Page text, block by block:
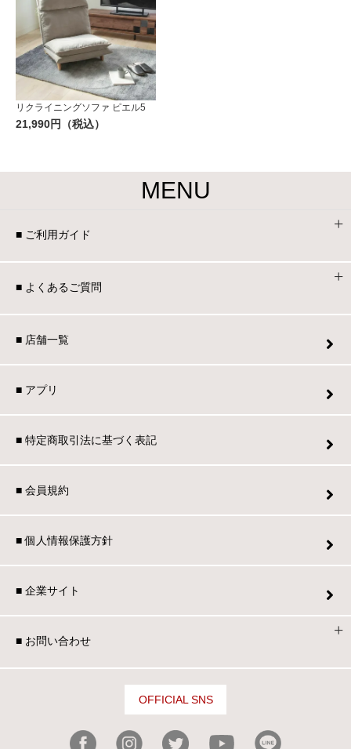
リクライニングソファ ピエル5
21,990円（税込）
MENU
■ ご利用ガイド
■ よくあるご質問
■ 店舗一覧
■ アプリ
■ 特定商取引法に基づく表記
■ 会員規約
■ 個人情報保護方針
■ 企業サイト
■ お問い合わせ
OFFICIAL SNS